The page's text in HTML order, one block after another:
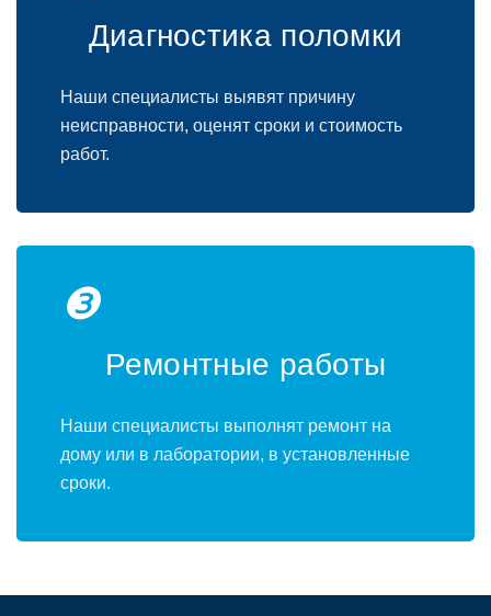
Диагностика поломки
Наши специалисты выявят причину
неисправности, оценят сроки и стоимость
работ.
❸
Ремонтные работы
Наши специалисты выполнят ремонт на
дому или в лаборатории, в установленные
сроки.